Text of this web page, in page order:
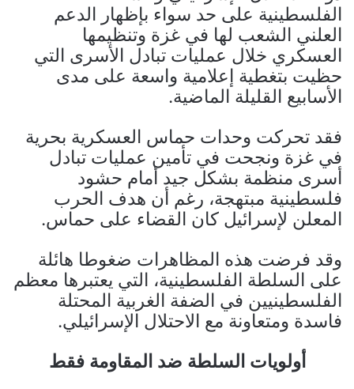
الفلسطينية على حد سواء بإظهار الدعم
العلني الشعب لها في غزة وتنظيمها
العسكري خلال عمليات تبادل الأسرى التي
حظيت بتغطية إعلامية واسعة على مدى
الأسابيع القليلة الماضية.
فقد تحركت وحدات حماس العسكرية بحرية
في غزة ونجحت في تأمين عمليات تبادل
أسرى منظمة بشكل جيد أمام حشود
فلسطينية مبتهجة، رغم أن هدف الحرب
المعلن لإسرائيل كان القضاء على حماس.
وقد فرضت هذه المظاهرات ضغوطا هائلة
على السلطة الفلسطينية، التي يعتبرها معظم
الفلسطينيين في الضفة الغربية المحتلة
فاسدة ومتعاونة مع الاحتلال الإسرائيلي.
أولويات السلطة ضد المقاومة فقط